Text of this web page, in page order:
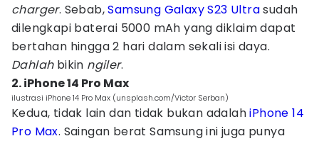
charger. Sebab,Samsung Galaxy S23 Ultrasudah
dilengkapi baterai 5000 mAh yang diklaim dapat
bertahan hingga 2 hari dalam sekali isi daya.
Dahlah bikin ngiler.
2. iPhone 14 Pro Max
ilustrasi iPhone 14 Pro Max (unsplash.com/Victor Serban)
Kedua, tidak lain dan tidak bukan adalahiPhone 14
Pro Max. Saingan berat Samsung ini juga punya